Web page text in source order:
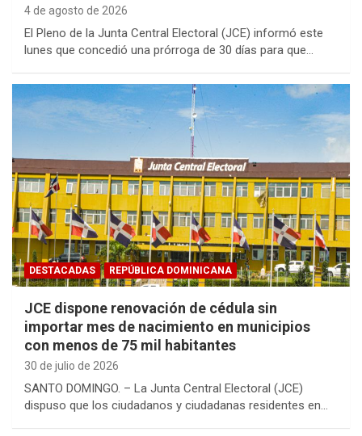
4 de agosto de 2026
El Pleno de la Junta Central Electoral (JCE) informó este
lunes que concedió una prórroga de 30 días para que…
DESTACADAS REPÚBLICA DOMINICANA
JCE dispone renovación de cédula sin
importar mes de nacimiento en municipios
con menos de 75 mil habitantes
30 de julio de 2026
SANTO DOMINGO. – La Junta Central Electoral (JCE)
dispuso que los ciudadanos y ciudadanas residentes en…